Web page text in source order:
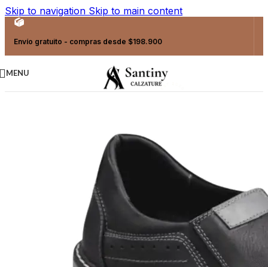
Skip to navigation Skip to main content
Envío gratuito - compras desde $198.900
MENU